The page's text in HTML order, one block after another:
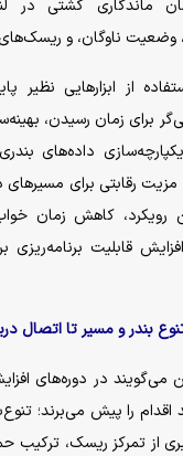
ماندگاری کشتی در
وضعیت ناوگان، و
از ابزار‌هایی نظیر
برای زمان رسیدن،
داده‌های
رقابتی برای مسیر‌های
رویکرد، کاهش زمان
قابلیت برنامه‌ریزی
بندر و مسیر تا اتصال
می‌گویند در دوره‌های
را پیش می‌برند؛
از تمرکز ریسک، ترکیب